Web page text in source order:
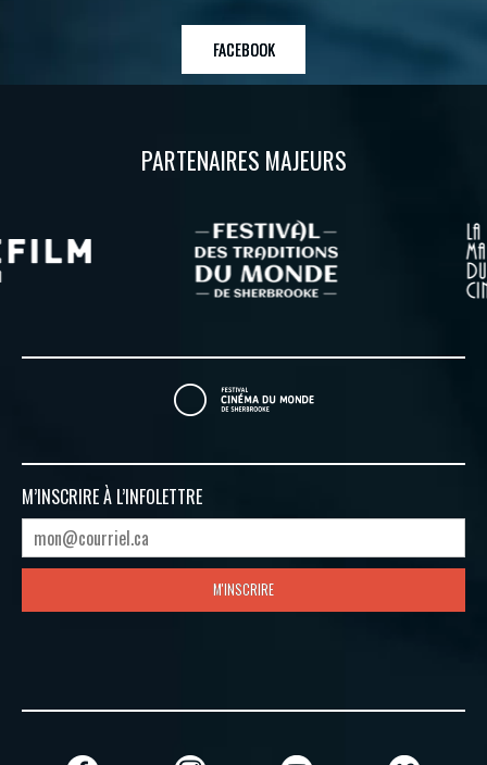
FACEBOOK
PARTENAIRES MAJEURS
M’INSCRIRE À L’INFOLETTRE
M'INSCRIRE